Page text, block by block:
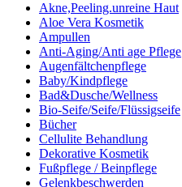
Akne,Peeling.unreine Haut
Aloe Vera Kosmetik
Ampullen
Anti-Aging/Anti age Pflege
Augenfältchenpflege
Baby/Kindpflege
Bad&Dusche/Wellness
Bio-Seife/Seife/Flüssigseife
Bücher
Cellulite Behandlung
Dekorative Kosmetik
Fußpflege / Beinpflege
Gelenkbeschwerden